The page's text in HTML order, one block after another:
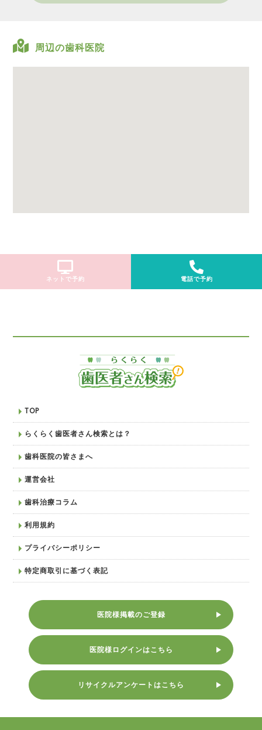
周辺の歯科医院
ネットで予約 電話で予約
TOP
らくらく歯医者さん検索とは？
歯科医院の皆さまへ
運営会社
歯科治療コラム
利用規約
プライバシーポリシー
特定商取引に基づく表記
医院様掲載のご登録
医院様ログインはこちら
リサイクルアンケートはこちら